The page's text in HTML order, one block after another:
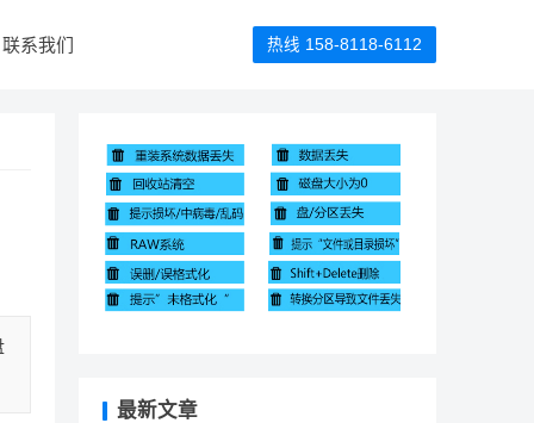
联系我们 热线 158-8118-6112
最新文章